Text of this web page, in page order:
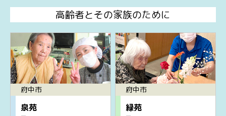
高齢者とその家族のために
府中市
泉苑
府中市
緑苑